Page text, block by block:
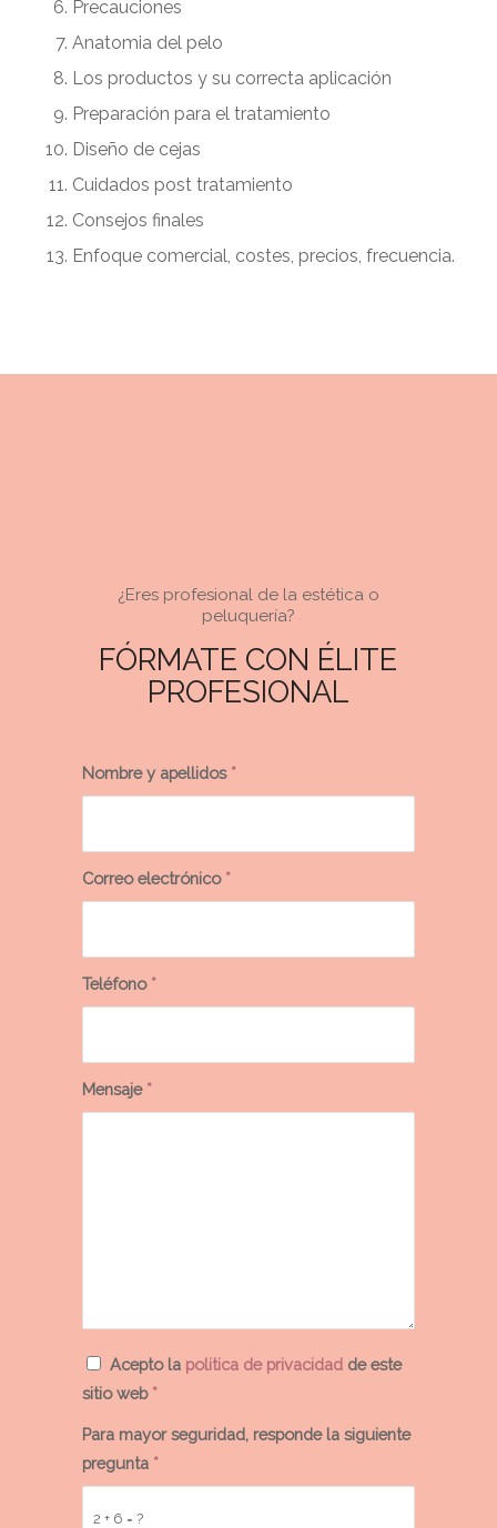
Precauciones
Anatomia del pelo
Los productos y su correcta aplicación
Preparación para el tratamiento
Diseño de cejas
Cuidados post tratamiento
Consejos finales
Enfoque comercial, costes, precios, frecuencia.
¿Eres profesional de la estética o
peluquería?
FÓRMATE CON ÉLITE
PROFESIONAL
Nombre y apellidos *
Correo electrónico *
Teléfono *
Mensaje *
Acepto la politica de privacidadde este
sitio web *
2 + 6 = ?
Para mayor seguridad, responde la siguiente
pregunta *